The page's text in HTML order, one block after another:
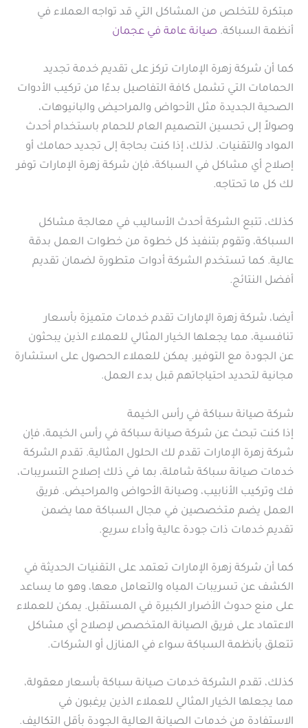
مبتكرة للتخلص من المشاكل التي قد تواجه العملاء في
أنظمة السباكة. صيانة عامة في عجمان
كما أن شركة زهرة الإمارات تركز على تقديم خدمة تجديد
الحمامات التي تشمل كافة التفاصيل بدءًا من تركيب الأدوات
الصحية الجديدة مثل الأحواض والمراحيض والبانيوهات،
وصولاً إلى تحسين التصميم العام للحمام باستخدام أحدث
المواد والتقنيات. لذلك، إذا كنت بحاجة إلى تجديد حمامك أو
إصلاح أي مشاكل في السباكة، فإن شركة زهرة الإمارات توفر
لك كل ما تحتاجه.
كذلك، تتبع الشركة أحدث الأساليب في معالجة مشاكل
السباكة، وتقوم بتنفيذ كل خطوة من خطوات العمل بدقة
عالية. كما تستخدم الشركة أدوات متطورة لضمان تقديم
أفضل النتائج.
أيضا، شركة زهرة الإمارات تقدم خدمات متميزة بأسعار
تنافسية، مما يجعلها الخيار المثالي للعملاء الذين يبحثون
عن الجودة مع التوفير. يمكن للعملاء الحصول على استشارة
مجانية لتحديد احتياجاتهم قبل بدء العمل.
شركة صيانة سباكة في رأس الخيمة
إذا كنت تبحث عن شركة صيانة سباكة في رأس الخيمة، فإن
شركة زهرة الإمارات تقدم لك الحلول المثالية. تقدم الشركة
خدمات صيانة سباكة شاملة، بما في ذلك إصلاح التسريبات،
فك وتركيب الأنابيب، وصيانة الأحواض والمراحيض. فريق
العمل يضم متخصصين في مجال السباكة مما يضمن
تقديم خدمات ذات جودة عالية وأداء سريع.
كما أن شركة زهرة الإمارات تعتمد على التقنيات الحديثة في
الكشف عن تسريبات المياه والتعامل معها، وهو ما يساعد
على منع حدوث الأضرار الكبيرة في المستقبل. يمكن للعملاء
الاعتماد على فريق الصيانة المتخصص لإصلاح أي مشاكل
تتعلق بأنظمة السباكة سواء في المنازل أو الشركات.
كذلك، تقدم الشركة خدمات صيانة سباكة بأسعار معقولة،
مما يجعلها الخيار المثالي للعملاء الذين يرغبون في
الاستفادة من خدمات الصيانة العالية الجودة بأقل التكاليف.